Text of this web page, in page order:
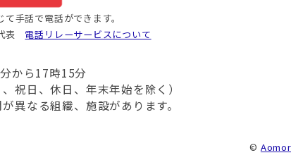
手話で電話ができます。
表 電話リレーサービスについて
から17時15分
、祝日、休日、年末年始を除く）
異なる組織、施設があります。
©